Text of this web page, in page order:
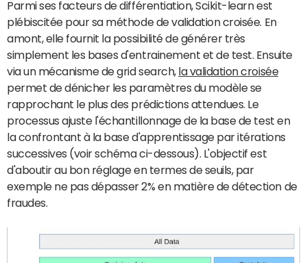
Parmi ses facteurs de différentiation, Scikit-learn est
plébiscitée pour sa méthode de validation croisée. En
amont, elle fournit la possibilité de générer très
simplement les bases d'entrainement et de test. Ensuite
via un mécanisme de grid search, la validation croisée
permet de dénicher les paramètres du modèle se
rapprochant le plus des prédictions attendues. Le
processus ajuste l'échantillonnage de la base de test en
la confrontant à la base d'apprentissage par itérations
successives (voir schéma ci-dessous). L'objectif est
d'aboutir au bon réglage en termes de seuils, par
exemple ne pas dépasser 2% en matière de détection de
fraudes.